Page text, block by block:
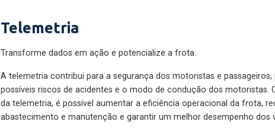
Telemetria
Transforme dados em ação e potencialize a frota.
A telemetria contribui para a segurança dos motoristas e
possíveis riscos de acidentes e o modo de condução dos motoristas.
da telemetria, é possível aumentar a eficiência operacional da frota,
abastecimento e manutenção e garantir um melhor desempenho dos